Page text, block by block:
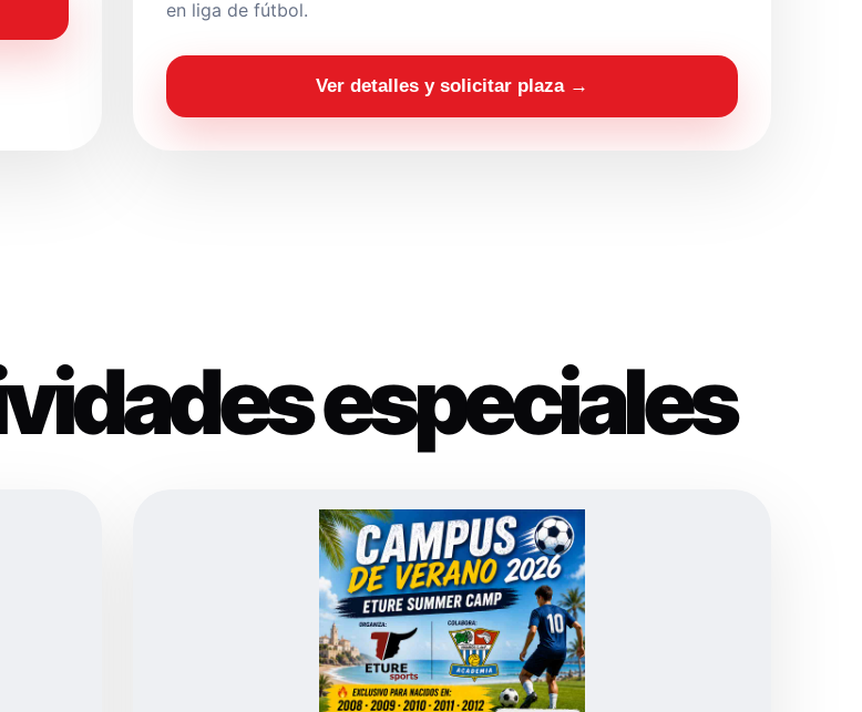
en liga de fútbol.
Ver detalles y solicitar plaza →
especiales